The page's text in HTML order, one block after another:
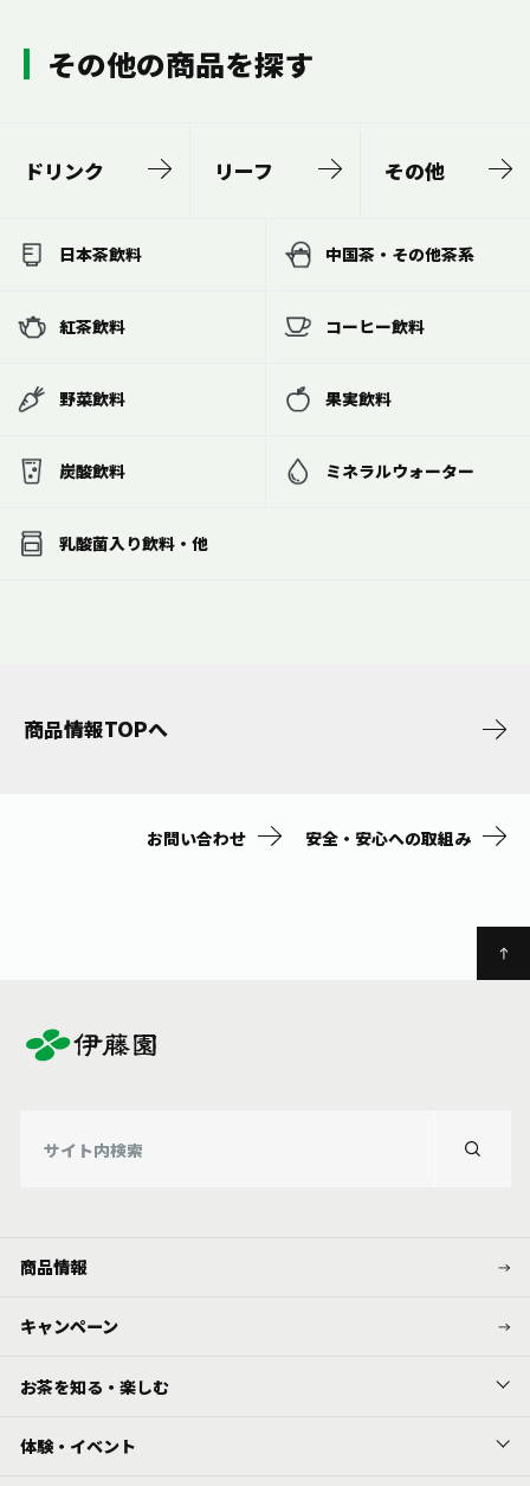
その他の商品を探す
ドリンク リーフ その他
日本茶飲料 中国茶・その他茶系
紅茶飲料 コーヒー飲料
野菜飲料 果実飲料
炭酸飲料 ミネラルウォーター
乳酸菌入り飲料・他
商品情報TOPへ
お問い合わせ 安全・安心への取組み
商品情報
キャンペーン
お茶を知る・楽しむ
体験・イベント